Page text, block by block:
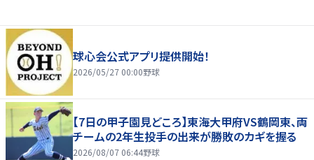
球心会公式アプリ提供開始！
2026/05/27 00:00野球
【7日の甲子園見どころ】東海大甲府VS鶴岡東、両
チームの2年生投手の出来が勝敗のカギを握る
2026/08/07 06:44野球